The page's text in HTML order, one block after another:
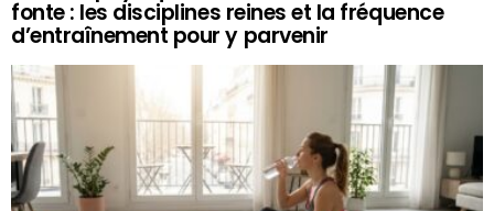
fonte : les disciplines reines et la fréquence
d’entraînement pour y parvenir